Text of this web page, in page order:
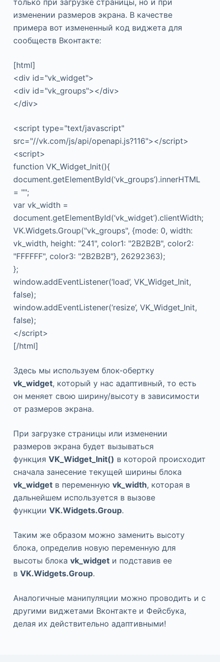
только при загрузке страницы, но и при
изменении размеров экрана. В качестве
примера вот измененный код виджета для
сообществ Вконтакте:
[html]
<div id="vk_widget">
<div id="vk_groups"></div>
</div>
<script type="text/javascript"
src="//vk.com/js/api/openapi.js?116"></script>
<script>
function VK_Widget_Init(){
document.getElementById(‘vk_groups’).innerHTML
= "";
var vk_width =
document.getElementById(‘vk_widget’).clientWidth;
VK.Widgets.Group("vk_groups", {mode: 0, width:
vk_width, height: "241", color1: "2B2B2B", color2:
"FFFFFF", color3: "2B2B2B"}, 26292363);
};
window.addEventListener(‘load’, VK_Widget_Init,
false);
window.addEventListener(‘resize’, VK_Widget_Init,
false);
</script>
[/html]
Здесь мы используем блок-обертку
vk_widget, который у нас адаптивный, то есть
он меняет свою ширину/высоту в зависимости
от размеров экрана.
При загрузке страницы или изменении
размеров экрана будет вызываться
функция VK_Widget_Init() в которой происходит
сначала занесение текущей ширины блока
vk_widgetв переменную vk_width, которая в
дальнейшем используется в вызове
функции VK.Widgets.Group.
Таким же образом можно заменить высоту
блока, определив новую переменную для
высоты блока vk_widgetи подставив ее
в VK.Widgets.Group.
Аналогичные манипуляции можно проводить и с
другими виджетами Вконтакте и Фейсбука,
делая их действительно адаптивными!